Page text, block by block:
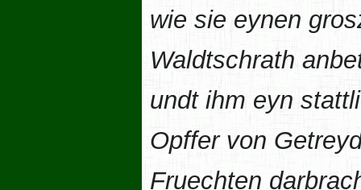
wie sie eynen
Waldtschrath
undt ihm eyn
Opffer von
Fruechten